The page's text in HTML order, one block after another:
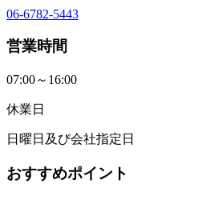
06-6782-5443
営業時間
07:00～16:00
休業日
日曜日及び会社指定日
おすすめポイント